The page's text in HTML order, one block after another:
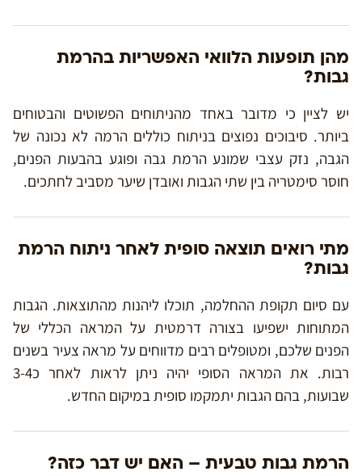
מהן תופעות הלוואי האפשריות בהרמת
גבות?
יש לציין כי מדובר באחד מהניתוחים הפשוטים והבטוחים
ביותר. סיבוכים נפוצים בניתוח כוללים הרמה לא נכונה של
הגבה, נזק עצבי שמונע הרמת גבה ופוגע בהבעות הפנים,
חוסר סימטריה בין שתי הגבות ואובדן שיער מסביב לחתכים.
מתי רואים תוצאה סופית לאחר ניתוח הרמת
גבות?
עם סיום תקופת ההחלמה, תוכלו ליהנות מהתוצאות. הגבות
המתוחות ישפיעו בצורה דרמטית על המראה הכללי של
הפנים שלכם, ומטופלים רבים מדווחים על מראה צעיר בשנים
רבות. את המראה הסופי יהיה ניתן לראות לאחר כ3-4
שבועות, בהם הגבות יתמקמו סופית במיקום החדש.
הרמת גבות טבעית – האם יש דבר כזה?